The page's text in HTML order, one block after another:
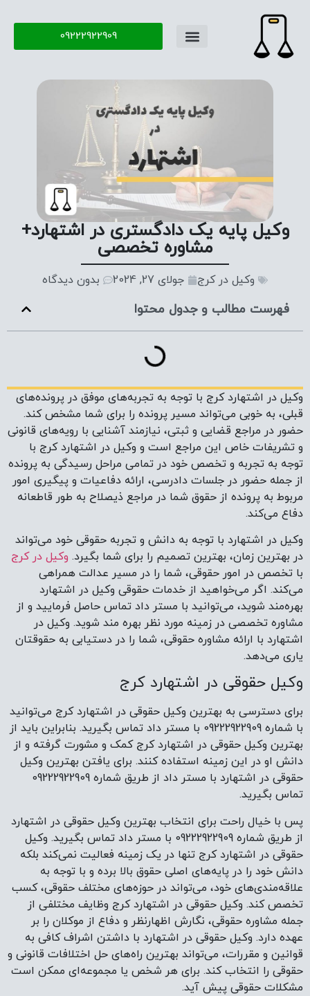
09222922909
وکیل پایه یک دادگستری در اشتهارد+
مشاوره تخصصی
وکیل در کرج جولای 27, 2024 بدون دیدگاه
فهرست مطالب و جدول محتوا
وکیل در اشتهارد کرج با توجه به تجربه‌های موفق در پرونده‌های
قبلی، به خوبی می‌تواند مسیر پرونده را برای شما مشخص کند.
حضور در مراجع قضایی و ثبتی، نیازمند آشنایی با رویه‌های قانونی
و تشریفات خاص این مراجع است و وکیل در اشتهارد کرج با
توجه به تجربه و تخصص خود در تمامی مراحل رسیدگی به پرونده
از جمله حضور در جلسات دادرسی، ارائه دفاعیات و پیگیری امور
مربوط به پرونده از حقوق شما در مراجع ذیصلاح به طور قاطعانه
دفاع می‌کند.
وکیل در اشتهارد با توجه به دانش و تجربه حقوقی خود می‌تواند
در بهترین زمان، بهترین تصمیم را برای شما بگیرد. وکیل در کرج
با تخصص در امور حقوقی، شما را در مسیر عدالت همراهی
می‌کند. اگر می‌خواهید از خدمات حقوقی وکیل در اشتهارد
بهره‌مند شوید، می‌توانید با مستر داد تماس حاصل فرمایید و از
مشاوره تخصصی در زمینه مورد نظر بهره مند شوید. وکیل در
اشتهارد با ارائه مشاوره حقوقی، شما را در دستیابی به حقوقتان
یاری می‌دهد.
وکیل حقوقی در اشتهارد کرج
برای دسترسی به بهترین وکیل حقوقی در اشتهارد کرج می‌توانید
با شماره 09222922909 با مستر داد تماس بگیرید. بنابراین باید از
بهترین وکیل حقوقی در اشتهارد کرج کمک و مشورت گرفته و از
دانش او در این زمینه استفاده کنند. برای یافتن بهترین وکیل
حقوقی در اشتهارد با مستر داد از طریق شماره 09222922909
تماس بگیرید.
پس با خیال راحت برای انتخاب بهترین وکیل حقوقی در اشتهارد
از طریق شماره 09222922909 با مستر داد تماس بگیرید. وکیل
حقوقی در اشتهارد کرج تنها در یک زمینه فعالیت نمی‌کند بلکه
دانش خود را در پایه‌های اصلی حقوق بالا برده و با توجه به
علاقه‌مندی‌های خود، می‌تواند در حوزه‌های مختلف حقوقی، کسب
تخصص کند. وکیل حقوقی در اشتهارد کرج وظایف مختلفی از
جمله مشاوره حقوقی، نگارش اظهارنظر و دفاع از موکلان را بر
عهده دارد. وکیل حقوقی در اشتهارد با داشتن اشراف کافی به
قوانین و مقررات، می‌تواند بهترین راه‌های حل اختلافات قانونی و
حقوقی را انتخاب کند. برای هر شخص یا مجموعه‌ای ممکن است
مشکلات حقوقی پیش آید.